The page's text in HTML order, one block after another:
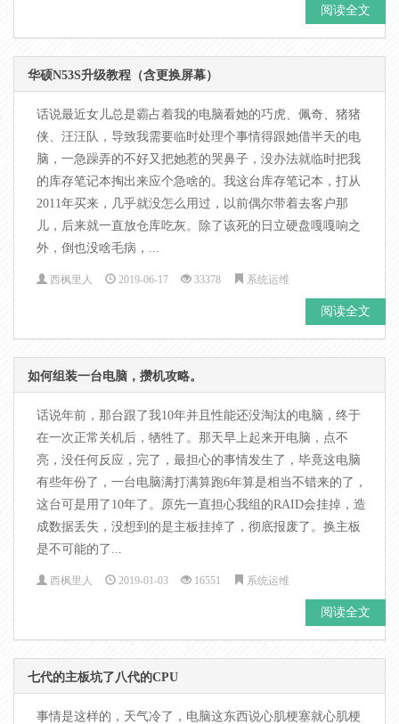
阅读全文
华硕N53S升级教程（含更换屏幕）
话说最近女儿总是霸占着我的电脑看她的巧虎、佩奇、猪猪
侠、汪汪队，导致我需要临时处理个事情得跟她借半天的电
脑，一急躁弄的不好又把她惹的哭鼻子，没办法就临时把我
的库存笔记本掏出来应个急啥的。我这台库存笔记本，打从
2011年买来，几乎就没怎么用过，以前偶尔带着去客户那
儿，后来就一直放仓库吃灰。除了该死的日立硬盘嘎嘎响之
外，倒也没啥毛病，...
西枫里人 2019-06-17 33378 系统运维
阅读全文
如何组装一台电脑，攒机攻略。
话说年前，那台跟了我10年并且性能还没淘汰的电脑，终于
在一次正常关机后，牺牲了。那天早上起来开电脑，点不
亮，没任何反应，完了，最担心的事情发生了，毕竟这电脑
有些年份了，一台电脑满打满算跑6年算是相当不错来的了，
这台可是用了10年了。原先一直担心我组的RAID会挂掉，造
成数据丢失，没想到的是主板挂掉了，彻底报废了。换主板
是不可能的了...
西枫里人 2019-01-03 16551 系统运维
阅读全文
七代的主板坑了八代的CPU
事情是这样的，天气冷了，电脑这东西说心肌梗塞就心肌梗